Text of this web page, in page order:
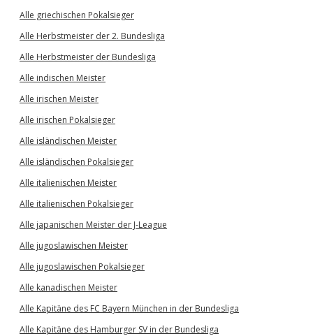
Alle griechischen Pokalsieger
Alle Herbstmeister der 2. Bundesliga
Alle Herbstmeister der Bundesliga
Alle indischen Meister
Alle irischen Meister
Alle irischen Pokalsieger
Alle isländischen Meister
Alle isländischen Pokalsieger
Alle italienischen Meister
Alle italienischen Pokalsieger
Alle japanischen Meister der J-League
Alle jugoslawischen Meister
Alle jugoslawischen Pokalsieger
Alle kanadischen Meister
Alle Kapitäne des FC Bayern München in der Bundesliga
Alle Kapitäne des Hamburger SV in der Bundesliga